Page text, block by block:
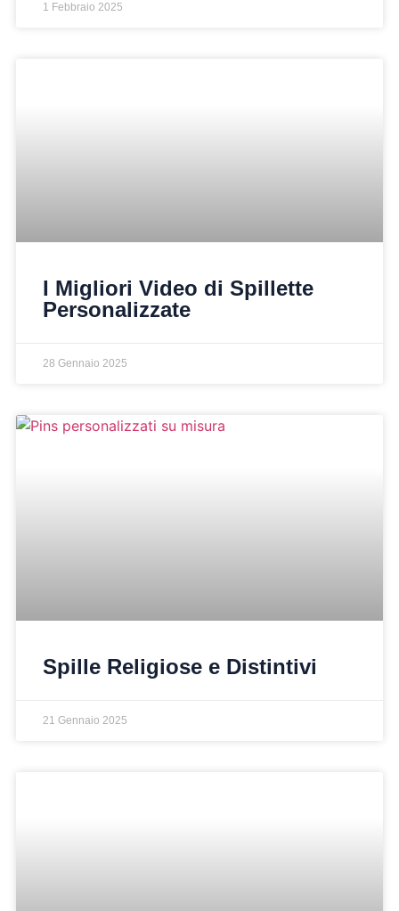
1 Febbraio 2025
I Migliori Video di Spillette
Personalizzate
28 Gennaio 2025
Spille Religiose e Distintivi
21 Gennaio 2025